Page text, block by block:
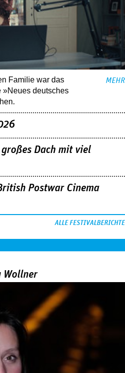
Familie war das
»Neues deutsches
MEHR
Dach mit viel
Postwar Cinema
ALLE FESTIVALBERICHTE
Wollner